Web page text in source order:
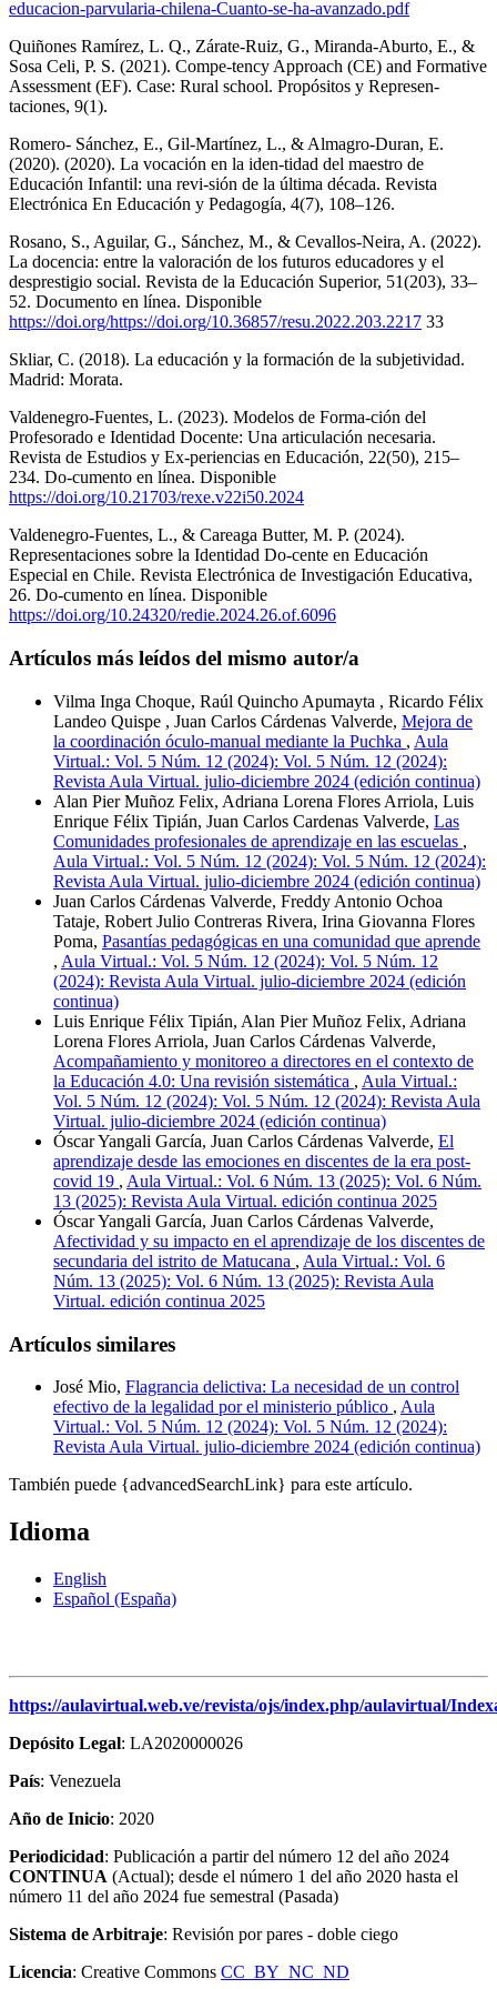
educacion-parvularia-chilena-Cuanto-se-ha-avanzado.pdf
Quiñones Ramírez, L. Q., Zárate-Ruiz, G., Miranda-Aburto, E., &
Sosa Celi, P. S. (2021). Compe-tency Approach (CE) and Formative
Assessment (EF). Case: Rural school. Propósitos y Represen-
taciones, 9(1).
Romero- Sánchez, E., Gil-Martínez, L., & Almagro-Duran, E.
(2020). (2020). La vocación en la iden-tidad del maestro de
Educación Infantil: una revi-sión de la última década. Revista
Electrónica En Educación y Pedagogía, 4(7), 108–126.
Rosano, S., Aguilar, G., Sánchez, M., & Cevallos-Neira, A. (2022).
La docencia: entre la valoración de los futuros educadores y el
desprestigio social. Revista de la Educación Superior, 51(203), 33–
52. Documento en línea. Disponible
https://doi.org/https://doi.org/10.36857/resu.2022.203.2217 33
Skliar, C. (2018). La educación y la formación de la subjetividad.
Madrid: Morata.
Valdenegro-Fuentes, L. (2023). Modelos de Forma-ción del
Profesorado e Identidad Docente: Una articulación necesaria.
Revista de Estudios y Ex-periencias en Educación, 22(50), 215–
234. Do-cumento en línea. Disponible
https://doi.org/10.21703/rexe.v22i50.2024
Valdenegro-Fuentes, L., & Careaga Butter, M. P. (2024).
Representaciones sobre la Identidad Do-cente en Educación
Especial en Chile. Revista Electrónica de Investigación Educativa,
26. Do-cumento en línea. Disponible
https://doi.org/10.24320/redie.2024.26.of.6096
Artículos más leídos del mismo autor/a
Vilma Inga Choque, Raúl Quincho Apumayta , Ricardo Félix
Landeo Quispe , Juan Carlos Cárdenas Valverde, Mejora de
la coordinación óculo-manual mediante la Puchka , Aula
Virtual.: Vol. 5 Núm. 12 (2024): Vol. 5 Núm. 12 (2024):
Revista Aula Virtual. julio-diciembre 2024 (edición continua)
Alan Pier Muñoz Felix, Adriana Lorena Flores Arriola, Luis
Enrique Félix Tipián, Juan Carlos Cardenas Valverde, Las
Comunidades profesionales de aprendizaje en las escuelas ,
Aula Virtual.: Vol. 5 Núm. 12 (2024): Vol. 5 Núm. 12 (2024):
Revista Aula Virtual. julio-diciembre 2024 (edición continua)
Juan Carlos Cárdenas Valverde, Freddy Antonio Ochoa
Tataje, Robert Julio Contreras Rivera, Irina Giovanna Flores
Poma, Pasantías pedagógicas en una comunidad que aprende
, Aula Virtual.: Vol. 5 Núm. 12 (2024): Vol. 5 Núm. 12
(2024): Revista Aula Virtual. julio-diciembre 2024 (edición
continua)
Luis Enrique Félix Tipián, Alan Pier Muñoz Felix, Adriana
Lorena Flores Arriola, Juan Carlos Cárdenas Valverde,
Acompañamiento y monitoreo a directores en el contexto de
la Educación 4.0: Una revisión sistemática , Aula Virtual.:
Vol. 5 Núm. 12 (2024): Vol. 5 Núm. 12 (2024): Revista Aula
Virtual. julio-diciembre 2024 (edición continua)
Óscar Yangali García, Juan Carlos Cárdenas Valverde, El
aprendizaje desde las emociones en discentes de la era post-
covid 19 , Aula Virtual.: Vol. 6 Núm. 13 (2025): Vol. 6 Núm.
13 (2025): Revista Aula Virtual. edición continua 2025
Óscar Yangali García, Juan Carlos Cárdenas Valverde,
Afectividad y su impacto en el aprendizaje de los discentes de
secundaria del istrito de Matucana , Aula Virtual.: Vol. 6
Núm. 13 (2025): Vol. 6 Núm. 13 (2025): Revista Aula
Virtual. edición continua 2025
Artículos similares
José Mio, Flagrancia delictiva: La necesidad de un control
efectivo de la legalidad por el ministerio público , Aula
Virtual.: Vol. 5 Núm. 12 (2024): Vol. 5 Núm. 12 (2024):
Revista Aula Virtual. julio-diciembre 2024 (edición continua)
También puede {advancedSearchLink} para este artículo.
Idioma
English
Español (España)
https://aulavirtual.web.ve/revista/ojs/index.php/aulavirtual/
Depósito Legal: LA2020000026
País: Venezuela
Año de Inicio: 2020
Periodicidad: Publicación a partir del número 12 del año 2024
CONTINUA (Actual); desde el número 1 del año 2020 hasta el
número 11 del año 2024 fue semestral (Pasada)
Sistema de Arbitraje: Revisión por pares - doble ciego
Licencia: Creative Commons CC BY NC ND